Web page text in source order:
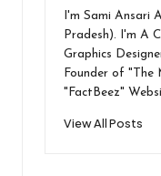
I'm Sami Ansari
Pradesh). I'm A
Graphics
Founder of "The
"FactBeez"
View All Posts